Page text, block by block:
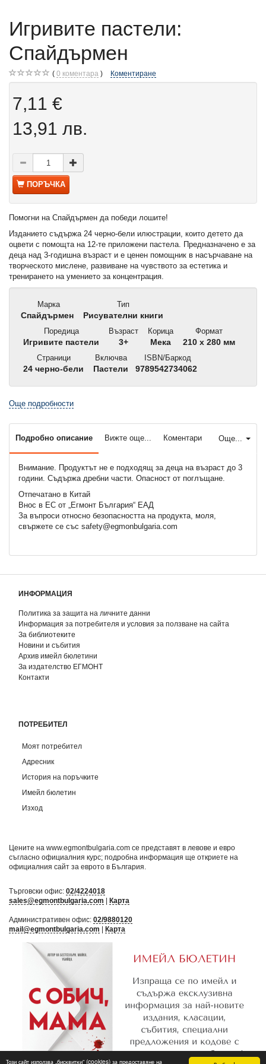
Този сайт използва „бисквитки“ (cookies) за предоставяне на
Игривите пастели:
Спайдърмен
0 коментара Коментиране
7,11 €
13,91 лв.
ПОРЪЧКА
Помогни на Спайдърмен да победи лошите!
Изданието съдържа 24 черно-бели илюстрации, които детето да
оцвети с помощта на 12-те приложени пастела. Предназначено е за
деца над 3-годишна възраст и е ценен помощник в насърчаване на
творческото мислене, развиване на чувството за естетика и
тренирането на умението за концентрация.
Марка
Спайдърмен
Тип
Рисувателни книги
Поредица
Игривите пастели
Възраст
3+
Корица
Мека
Формат
210 x 280 мм
Страници
24 черно-бели
Включва
Пастели
ISBN/Баркод
9789542734062
Още подробности
Още...
Подробно описание Вижте още... Коментари
Внимание. Продуктът не е подходящ за деца на възраст до 3
години. Съдържа дребни части. Опасност от поглъщане.
Отпечатано в Китай
Внос в ЕС от „Егмонт България“ ЕАД
За въпроси относно безопасността на продукта, моля,
свържете се със safety@egmonbulgaria.com
ИНФОРМАЦИЯ
Политика за защита на личните данни
Информация за потребителя и условия за ползване на сайта
За библиотеките
Новини и събития
Архив имейл бюлетини
За издателство ЕГМОНТ
Контакти
ПОТРЕБИТЕЛ
Моят потребител
Адресник
История на поръчките
Имейл бюлетин
Изход
Цените на www.egmontbulgaria.com се представят в левове и евро
съгласно официалния курс; подробна информация ще откриете на
официалния сайт за еврото в България
Търговски офис: 02/4224018
sales@egmontbulgaria.com
Карта
Административен офис: 02/9880120
mail@egmontbulgaria.com
Карта